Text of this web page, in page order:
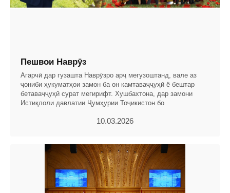
Пешвои Наврӯз
Агарчӣ дар гузашта Наврӯзро арҷ мегузоштанд, вале аз
ҷониби ҳукуматҳои замон ба он камтаваҷҷуҳӣ ё бештар
бетаваҷҷуҳӣ сурат мегирифт. Хушбахтона, дар замони
Истиқлоли давлатии Ҷумҳурии Тоҷикистон бо
10.03.2026